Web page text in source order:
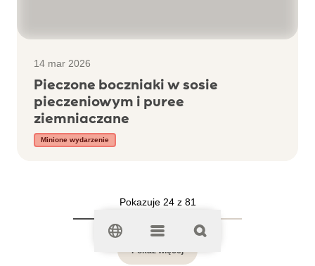
14 mar 2026
Pieczone boczniaki w sosie
pieczeniowym i puree
ziemniaczane
Minione wydarzenie
Pokazuje 24 z 81
Pokaż więcej